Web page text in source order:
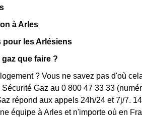
à Arles
pour les Arlésiens
que faire ?
? Vous ne savez pas d'où
Gaz au 0 800 47 33 33
répond aux appels 24h/24 et 7j/7.
équipe à Arles et n'importe où en